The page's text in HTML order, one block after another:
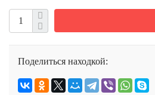
Поделиться находкой: